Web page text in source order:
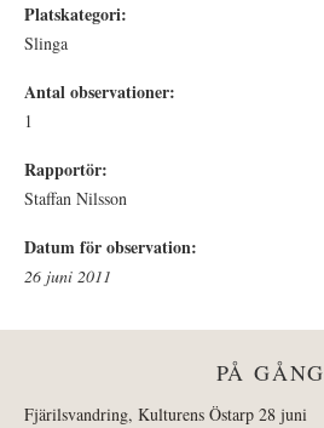
Platskategori:
Slinga
Antal observationer:
1
Rapportör:
Staffan Nilsson
Datum för observation:
26 juni 2011
PÅ GÅNG
Fjärilsvandring, Kulturens Östarp 28 juni